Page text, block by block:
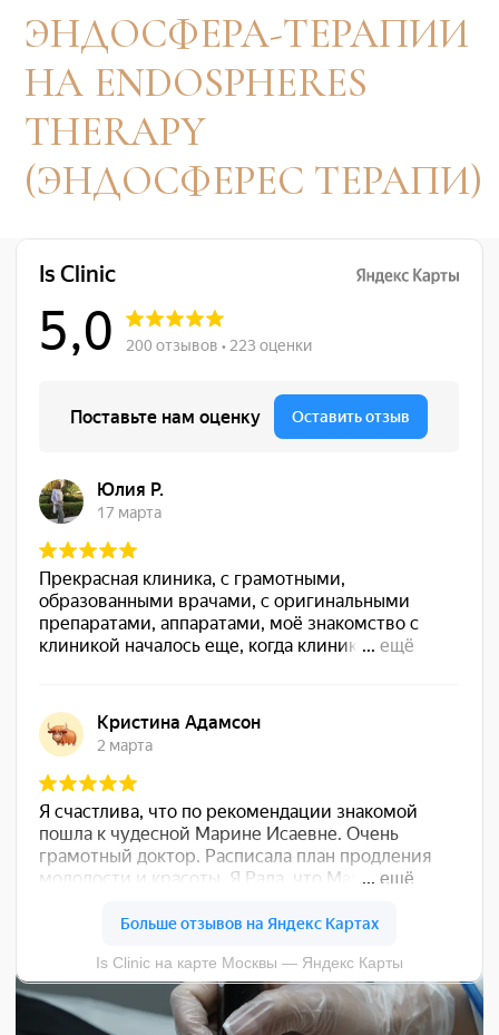
ЦЕНЫ НАЭНДОСФЕРА-
ENDOSPHERES THERAPY
(ЭНДОСФЕРЕС ТЕРАПИ)